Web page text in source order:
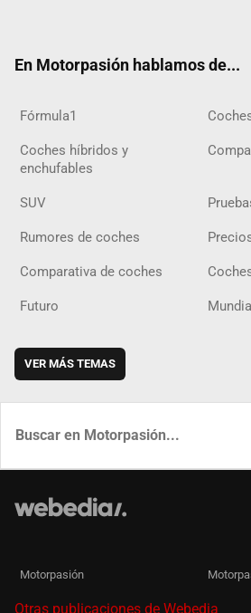
En Motorpasión hablamos de...
Fórmula1
Coches híbridos y
enchufables
SUV
Rumores de coches
Comparativa de coches
Futuro
VER MÁS TEMAS
Motorpasión
Otras publicaciones de Webedia